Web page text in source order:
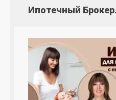
Ипотечный